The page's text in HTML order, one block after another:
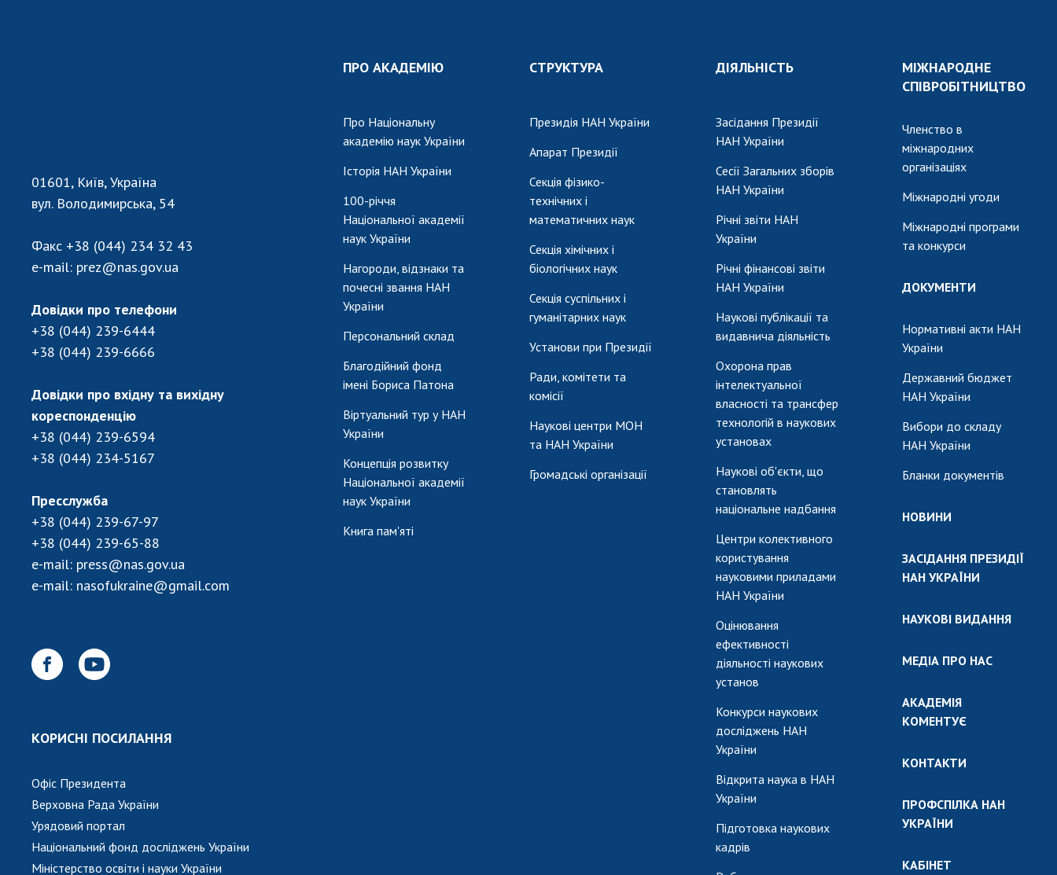
01601, Київ, Україна
вул. Володимирська, 54
Факс +38 (044) 234 32 43
e-mail: prez@nas.gov.ua
Довідки про телефони
+38 (044) 239-6444
+38 (044) 239-6666
Довідки про вхідну та вихідну
кореспонденцію
+38 (044) 239-6594
+38 (044) 234-5167
Пресслужба
+38 (044) 239-67-97
+38 (044) 239-65-88
e-mail: press@nas.gov.ua
e-mail: nasofukraine@gmail.com
КОРИСНІ ПОСИЛАННЯ
Офіс Президента
Верховна Рада України
Урядовий портал
Національний фонд досліджень України
Міністерство освіти і науки України
ПРО АКАДЕМІЮ
Про Національну
академію наук України
Історія НАН України
100-річчя
Національної академії
наук України
Нагороди, відзнаки та
почесні звання НАН
України
Персональний склад
Благодійний фонд
імені Бориса Патона
Віртуальний тур у НАН
України
Концепція розвитку
Національної академії
наук України
Книга пам'яті
СТРУКТУРА
Президія НАН України
Апарат Президії
Секція фізико-
технічних і
математичних наук
Секція хімічних і
біологічних наук
Секція суспільних і
гуманітарних наук
Установи при Президії
Ради, комітети та
комісії
Наукові центри МОН
та НАН України
Громадські організації
ДІЯЛЬНІСТЬ
Засідання Президії
НАН України
Сесії Загальних зборів
НАН України
Річні звіти НАН
України
Річні фінансові звіти
НАН України
Наукові публікації та
видавнича діяльність
Охорона прав
інтелектуальної
власності та трансфер
технологій в наукових
установах
Наукові об'єкти, що
становлять
національне надбання
Центри колективного
користування
науковими приладами
НАН України
Оцінювання
ефективності
діяльності наукових
установ
Конкурси наукових
досліджень НАН
України
Відкрита наука в НАН
України
Підготовка наукових
кадрів
МІЖНАРОДНЕ
СПІВРОБІТНИЦТВО
Членство в
міжнародних
організаціях
Міжнародні угоди
Міжнародні програми
та конкурси
ДОКУМЕНТИ
Нормативні акти НАН
України
Державний бюджет
НАН України
Вибори до складу
НАН України
Бланки документів
НОВИНИ
ЗАСІДАННЯ ПРЕЗИДІЇ
НАН УКРАЇНИ
НАУКОВІ ВИДАННЯ
МЕДІА ПРО НАС
АКАДЕМІЯ
КОМЕНТУЄ
КОНТАКТИ
ПРОФСПІЛКА НАН
УКРАЇНИ
КАБІНЕТ